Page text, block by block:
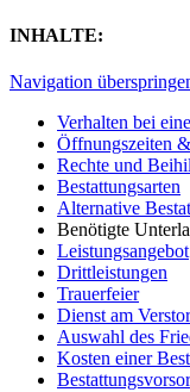
INHALTE:
Navigation
Verhalten bei
Öffnungszeiten
Rechte und
Bestattungsarten
Alternative
Benötigte
Leistungsangebot
Drittleistungen
Trauerfeier
Dienst am
Auswahl des
Kosten einer